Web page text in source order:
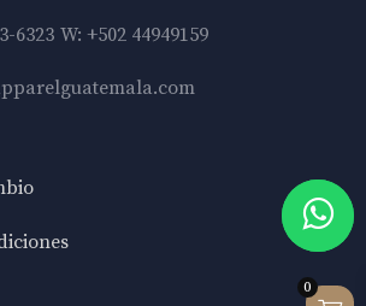
6323 W: +502 44949159
0